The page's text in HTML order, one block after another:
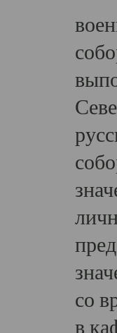
со
в